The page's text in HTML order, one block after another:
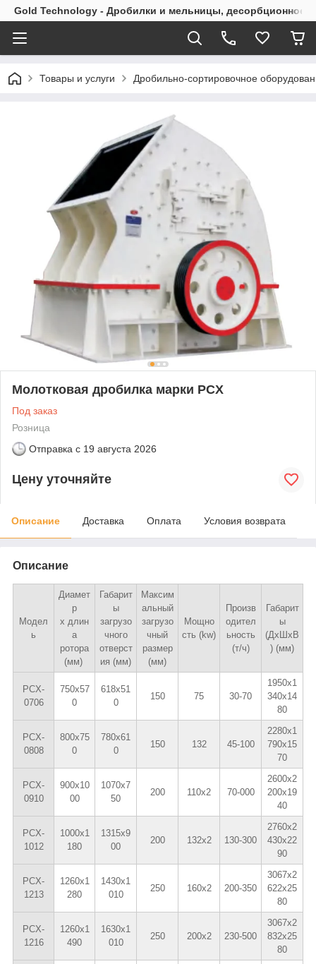
Gold Technology - Дробилки и мельницы, десорбционное
Товары и услуги Дробильно-сортировочное
Молотковая дробилка марки PCX
Под заказ
Розница
Отправка с 19 августа 2026
Цену уточняйте
Описание Доставка Оплата Условия возврата
Описание
Модел
ь
Диамет
р
х длин
а
ротора
(мм)
Габарит
ы
загрузо
чного
отверст
ия (мм)
Максим
альный
загрузо
чный
размер
(мм)
Мощно
сть (kw)
Произв
одител
ьность
(т/ч)
Габарит
ы
(ДхШхВ
) (мм)
PCX-
0706
750x57
0
618x51
0
150 75 30-70
1950x1
340x14
80
PCX-
0808
800x75
0
780x61
0
150 132 45-100
2280х1
790x15
70
PCX-
0910
900x10
00
1070x7
50
200 110x2 70-000
2600x2
200x19
40
PCX-
1012
1000x1
180
1315x9
00
200 132x2 130-300
2760x2
430x22
90
PCX-
1213
1260x1
280
1430x1
010
250 160x2 200-350
3067x2
622x25
80
PCX-
1216
1260x1
490
1630x1
010
250 200x2 230-500
3067x2
832x25
80